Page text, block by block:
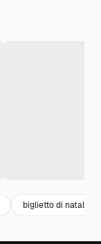
biglietto di natale